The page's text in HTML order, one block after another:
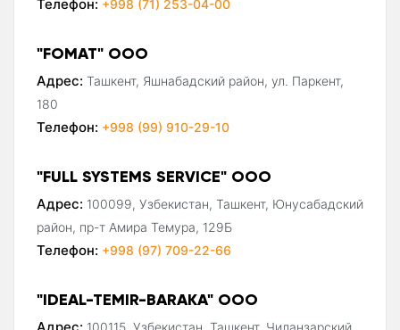
Телефон: +998 (71) 253-04-00
"FOMAT" ООО
Адрес: Ташкент, Яшнабадский район, ул. Паркент,
180
Телефон: +998 (99) 910-29-10
"FULL SYSTEMS SERVICE" ООО
Адрес: 100099, Узбекистан, Ташкент, Юнусабадский
район, пр-т Амира Темура, 129Б
Телефон: +998 (97) 709-22-66
"IDEAL-TEMIR-BARAKA" ООО
Адрес: 100115, Узбекистан, Ташкент, Чиланзарский